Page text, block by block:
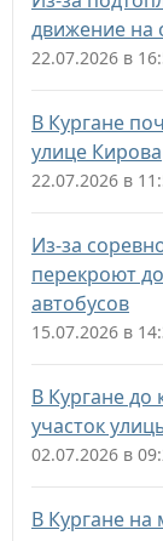
движение на
22.07.2026 в
В Кургане
улице Кирова
22.07.2026 в
Из-за
перекроют
автобусов
15.07.2026 в
В Кургане до
участок
02.07.2026 в
В Кургане на